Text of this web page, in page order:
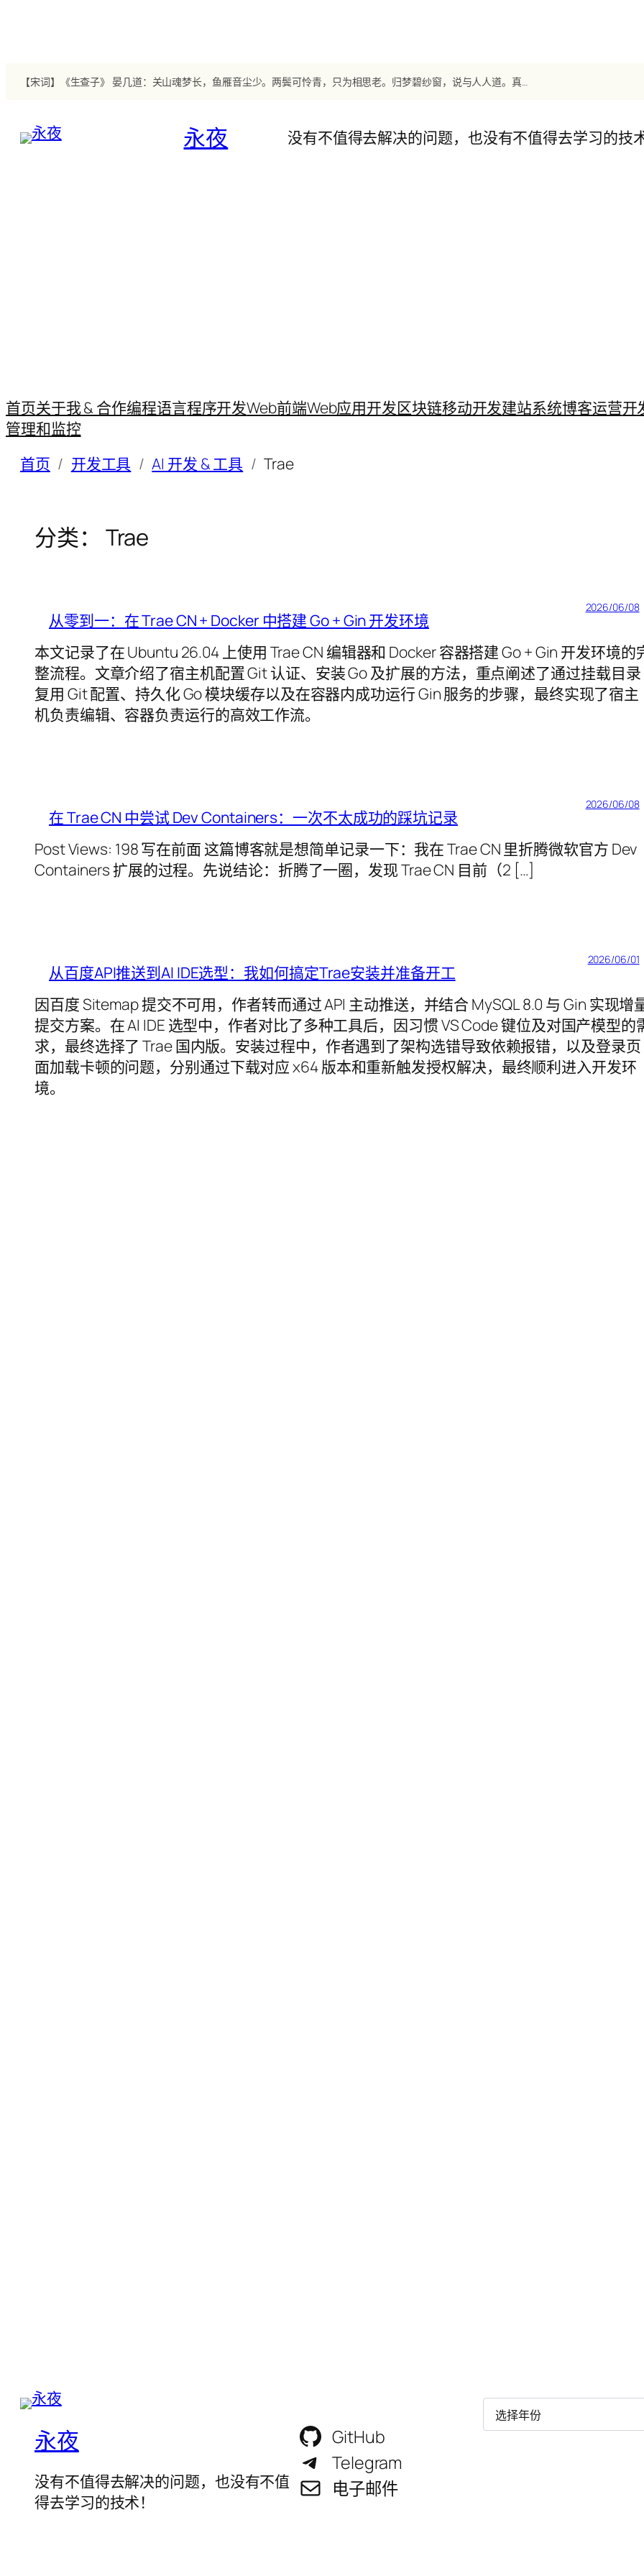
【宋词】《生查子》 晏几道：关山魂梦长，鱼雁音尘少。两鬓可怜青，只为相思老。归梦碧纱窗，说与人人道。真个别离难，不似相逢好。
永夜 没有不值得去解决的问题，也没有不值得去学习的技
首页关于我 & 合作编程语言程序开发Web前端Web应用开发区块链移动开发建站系统博客运营开
管理和监控
首页
开发工具 AI 开发 & 工具 Trae
分类： Trae
从零到一：在 Trae CN + Docker 中搭建 Go + Gin 开发环境
2026/06/08
本文记录了在 Ubuntu 26.04 上使用 Trae CN 编辑器和 Docker 容器搭建 Go + Gin 开发环境的
整流程。文章介绍了宿主机配置 Git 认证、安装 Go 及扩展的方法，重点阐述了通过挂载目录
复用 Git 配置、持久化 Go 模块缓存以及在容器内成功运行 Gin 服务的步骤，最终实现了宿主
机负责编辑、容器负责运行的高效工作流。
在 Trae CN 中尝试 Dev Containers：一次不太成功的踩坑记录
2026/06/08
Post Views: 198 写在前面 这篇博客就是想简单记录一下：我在 Trae CN 里折腾微软官方 Dev
Containers 扩展的过程。先说结论：折腾了一圈，发现 Trae CN 目前（2 […]
从百度API推送到AI IDE选型：我如何搞定Trae安装并准备开工
2026/06/01
因百度 Sitemap 提交不可用，作者转而通过 API 主动推送，并结合 MySQL 8.0 与 Gin 实现增
提交方案。在 AI IDE 选型中，作者对比了多种工具后，因习惯 VS Code 键位及对国产模型的
求，最终选择了 Trae 国内版。安装过程中，作者遇到了架构选错导致依赖报错，以及登录页
面加载卡顿的问题，分别通过下载对应 x64 版本和重新触发授权解决，最终顺利进入开发环
境。
永夜
没有不值得去解决的问题，也没有不值
得去学习的技术！
GitHub
Telegram
电子邮件
归
档